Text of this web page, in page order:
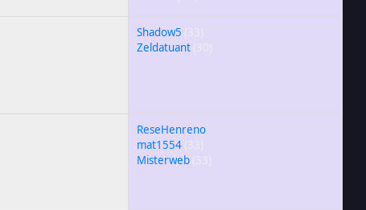
Shadow5
Zeldatuant
ReseHenreno
mat1554
Misterweb